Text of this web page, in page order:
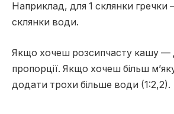
Наприклад, для 1 склянки гречки
склянки води.
Якщо хочеш розсипчасту кашу —
пропорції. Якщо хочеш більш
додати трохи більше води (1:2,2).